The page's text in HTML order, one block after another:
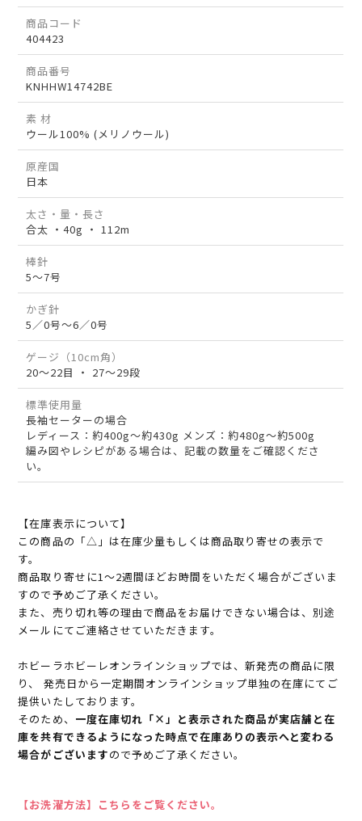
商品コード
404423
商品番号
KNHHW14742BE
素 材
ウール100% (メリノウール)
原産国
日本
太さ・量・長さ
合太 ・40g ・ 112m
棒針
5～7号
かぎ針
5／0号～6／0号
ゲージ（10cm角）
20～22目 ・ 27～29段
標準使用量
長袖セーターの場合
レディース：約400g～約430g メンズ：約480g～約500g
編み図やレシピがある場合は、記載の数量をご確認くださ
い。
【在庫表示について】
この商品の「△」は在庫少量もしくは商品取り寄せの表示で
す。
商品取り寄せに1～2週間ほどお時間をいただく場合がございま
すので予めご了承ください。
また、売り切れ等の理由で商品をお届けできない場合は、別途
メールにてご連絡させていただきます。
ホビーラホビーレオンラインショップでは、新発売の商品に限
り、 発売日から一定期間オンラインショップ単独の在庫にてご
提供いたしております。
そのため、 一度在庫切れ「×」と表示された商品が実店舗と在
庫を共有できるようになった時点で在庫ありの表示へと変わる
場合がございますので予めご了承ください。
【お洗濯方法】こちらをご覧ください。